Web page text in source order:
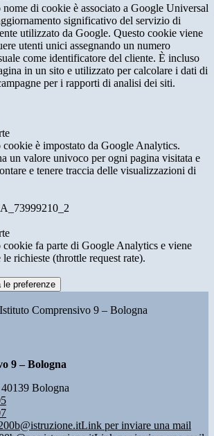
nome di cookie è associato a Google Universal
significativo del servizio di
utilizzato da Google. Questo cookie viene
utenti unici assegnando un numero
come identificatore del cliente. È incluso
in un sito e utilizzato per calcolare i dati di
per i rapporti di analisi dei siti.
cookie è impostato da Google Analytics.
un valore univoco per ogni pagina visitata e
e tenere traccia delle visualizzazioni di
cookie fa parte di Google Analytics e viene
richieste (throttle request rate).
le preferenze
Istituto Comprensivo 9 – Bologna
9 – Bologna
Bologna
Link per inviare una mail